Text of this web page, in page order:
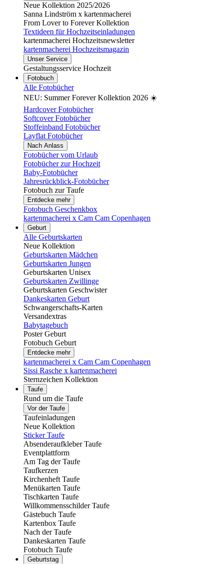
Neue Kollektion 2025/2026
Sanna Lindström x kartenmacherei
From Lover to Forever Kollektion
Textideen für Hochzeitseinladungen
kartenmacherei Hochzeitsnewsletter
kartenmacherei Hochzeitsmagazin
Unser Service
Gestaltungsservice Hochzeit
Fotobuch
Alle Fotobücher
NEU: Summer Forever Kollektion 2026 ☀️
Hardcover Fotobücher
Softcover Fotobücher
Stoffeinband Fotobücher
Layflat Fotobücher
Nach Anlass
Fotobücher vom Urlaub
Fotobücher zur Hochzeit
Baby-Fotobücher
Jahresrückblick-Fotobücher
Fotobuch zur Taufe
Entdecke mehr
Fotobuch Geschenkbox
kartenmacherei x Cam Cam Copenhagen
Geburt
Alle Geburtskarten
Neue Kollektion
Geburtskarten Mädchen
Geburtskarten Jungen
Geburtskarten Unisex
Geburtskarten Zwillinge
Geburtskarten Geschwister
Dankeskarten Geburt
Schwangerschafts-Karten
Versandextras
Babytagebuch
Poster Geburt
Fotobuch Geburt
Entdecke mehr
kartenmacherei x Cam Cam Copenhagen
Sissi Rasche x kartenmacherei
Sternzeichen Kollektion
Taufe
Rund um die Taufe
Vor der Taufe
Taufeinladungen
Neue Kollektion
Sticker Taufe
Absenderaufkleber Taufe
Eventplattform
Am Tag der Taufe
Taufkerzen
Kirchenheft Taufe
Menükarten Taufe
Tischkarten Taufe
Willkommensschilder Taufe
Gästebuch Taufe
Kartenbox Taufe
Nach der Taufe
Dankeskarten Taufe
Fotobuch Taufe
Geburtstag